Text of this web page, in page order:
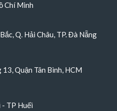
Chí Minh
Q. Hải Châu, TP. Đà Nẵng
Quận Tân Bình, HCM
- TP Huếi